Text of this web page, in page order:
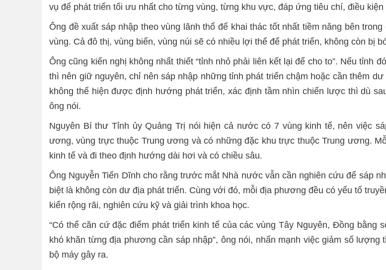
vụ để phát triển tối ưu nhất cho từng vùng, từng khu vực, đáp ứng tiêu chí, điều kiện
Ông đề xuất sáp nhập theo vùng lãnh thổ để khai thác tốt nhất tiềm năng bên
vùng. Cả đô thị, vùng biển, vùng núi sẽ có nhiều lợi thế để phát triển, không còn bị
Ông cũng kiến nghị không nhất thiết “tỉnh nhỏ phải liên kết lại để cho to”. Nếu tỉnh
thì nên giữ nguyên, chỉ nên sáp nhập những tỉnh phát triển chậm hoặc cần thêm
không thể hiện được định hướng phát triển, xác định tầm nhìn chiến lược thì dù
ông nói.
Nguyên Bí thư Tỉnh ủy Quảng Trị nói hiện cả nước có 7 vùng kinh tế, nên việc
ương, vùng trực thuộc Trung ương và có những đặc khu trực thuộc Trung ương.
kinh tế và đi theo định hướng dài hơi và có chiều sâu.
Ông Nguyễn Tiến Dĩnh cho rằng trước mắt Nhà nước vẫn cần nghiên cứu để sáp
biệt là không còn dư địa phát triển. Cùng với đó, mỗi địa phương đều có yếu tố
kiến rộng rãi, nghiên cứu kỹ và giải trình khoa học.
“Có thể căn cứ đặc điểm phát triển kinh tế của các vùng Tây Nguyên, Đồng bằng
khó khăn từng địa phương cần sáp nhập”, ông nói, nhấn mạnh việc giảm số
bộ máy gây ra.